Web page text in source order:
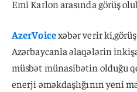
Emi Karlon arasında görüş
AzerVoicexəbər verir
Azərbaycanla əlaqələrin
müsbət münasibətin olduğu
enerji əməkdaşlığının yeni